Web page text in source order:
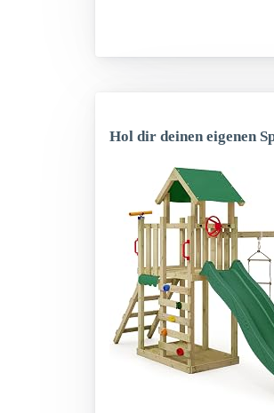
Hol dir deinen eigenen